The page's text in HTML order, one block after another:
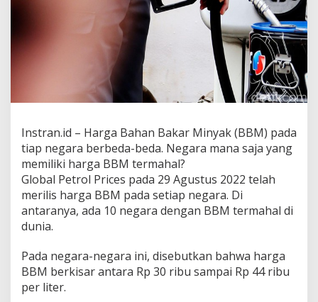
M
e
r
m
a
l
d
i
D
u
n
I
n
Instran.id – Harga Bahan Bakar Minyak (BBM) pada
tiap negara berbeda-beda. Negara mana saja yang
memiliki harga BBM termahal?
Global Petrol Prices pada 29 Agustus 2022 telah
merilis harga BBM pada setiap negara. Di
antaranya, ada 10 negara dengan BBM termahal di
dunia.
Pada negara-negara ini, disebutkan bahwa harga
BBM berkisar antara Rp 30 ribu sampai Rp 44 ribu
per liter.